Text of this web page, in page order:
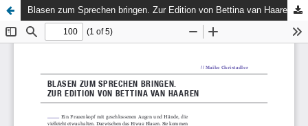
Blasen zum Sprechen bringen. Zur Edition von Bettina van Haaren